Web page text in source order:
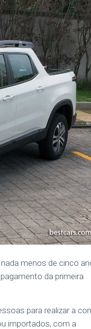
menos de cinco
da primeira
para realizar a
importados, com a